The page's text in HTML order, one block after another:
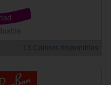
13 Colores disponibles